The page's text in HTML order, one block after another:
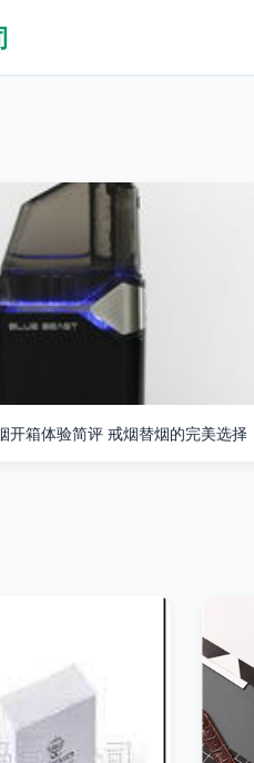
开箱体验简评 戒烟替烟的完美选择